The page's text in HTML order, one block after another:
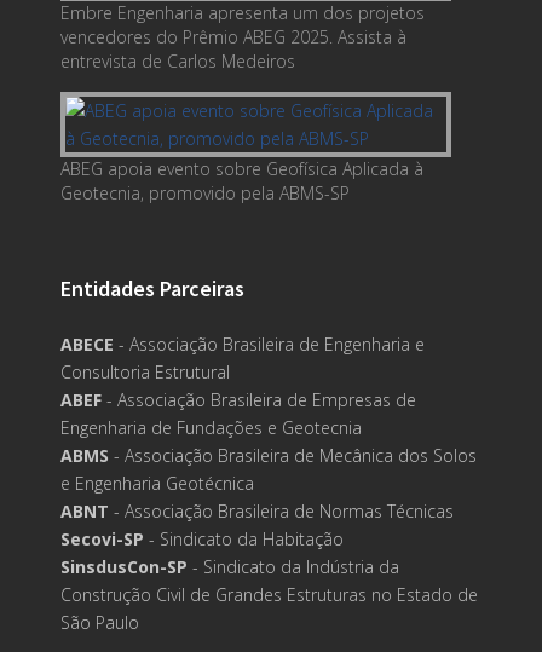
Embre Engenharia apresenta um dos projetos
vencedores do Prêmio ABEG 2025. Assista à
entrevista de Carlos Medeiros
ABEG apoia evento sobre Geofísica Aplicada à
Geotecnia, promovido pela ABMS-SP
Entidades Parceiras
ABECE - Associação Brasileira de Engenharia e
Consultoria Estrutural
ABEF - Associação Brasileira de Empresas de
Engenharia de Fundações e Geotecnia
ABMS - Associação Brasileira de Mecânica dos Solos
e Engenharia Geotécnica
ABNT - Associação Brasileira de Normas Técnicas
Secovi-SP - Sindicato da Habitação
SinsdusCon-SP - Sindicato da Indústria da
Construção Civil de Grandes Estruturas no Estado de
São Paulo